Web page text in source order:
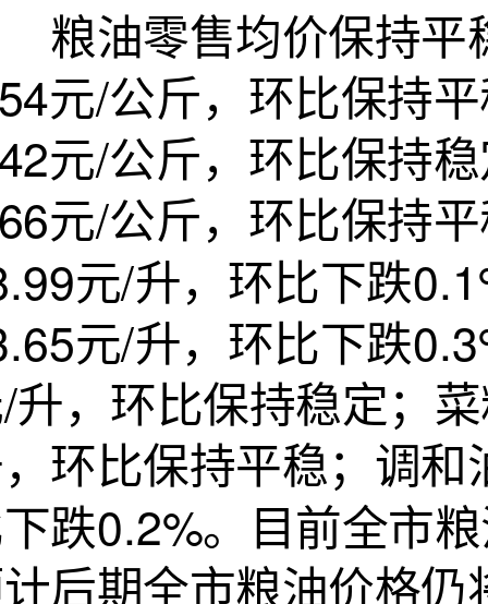
零售均价保持平稳
元/公斤，环比保持
元/公斤，环比保持
元/公斤，环比保持
元/升，环比下跌
元/升，环比下跌
升，环比保持稳定；
环比保持平稳；调
跌0.2%。目前全市
后期全市粮油价格仍